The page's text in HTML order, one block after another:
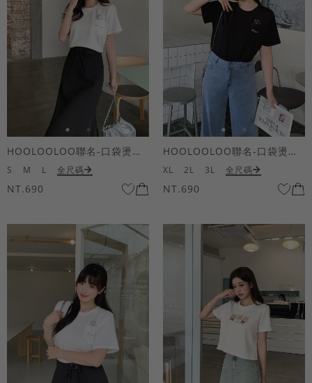
HOOLOOLOO聯名-口袋燙金KUKU熊短袖上衣
S M L 全尺碼
NT.690
HOOLOOLOO聯名-口袋燙金KUKU熊短袖上衣
XL 2L 3L 全尺碼
NT.690